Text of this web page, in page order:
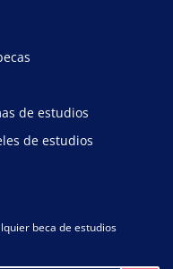
de estudios
de estudios
beca de estudios